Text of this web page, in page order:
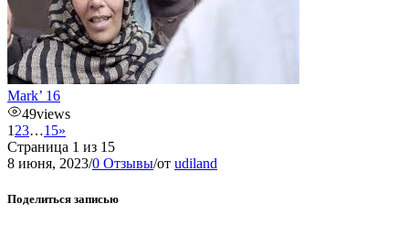
Mark’ 16
49views
1 23…15»
Страница 1 из 15
8 июня, 2023/0 Отзывы/от udiland
Поделиться записью